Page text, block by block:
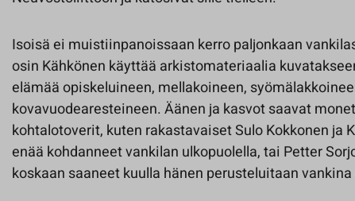
Isoisä ei muistiinpanoissaan kerro paljonkaan
osin Kähkönen käyttää arkistomateriaalia
elämää opiskeluineen, mellakoineen,
kovavuodearesteineen. Äänen ja kasvot saavat
kohtalotoverit, kuten rakastavaiset Sulo Kokkonen ja
enää kohdanneet vankilan ulkopuolella, tai Petter
koskaan saaneet kuulla hänen perusteluitaan